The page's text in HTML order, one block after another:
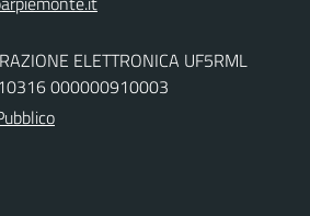
ELETTRONICA UF5RML
000000910003